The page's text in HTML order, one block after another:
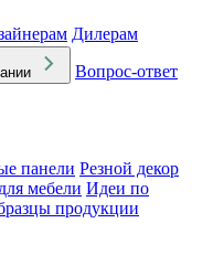
Дилерам
Вопрос-ответ
панели Резной декор
мебели Идеи по
продукции